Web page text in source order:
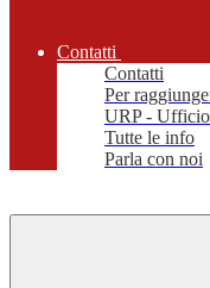
Contatti
Contatti
Per
URP -
Tutte le info
Parla con noi